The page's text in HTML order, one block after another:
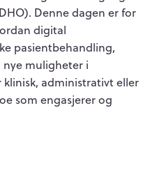
Denne dagen er for
digital
pasientbehandling,
muligheter i
administrativt eller
som engasjerer og